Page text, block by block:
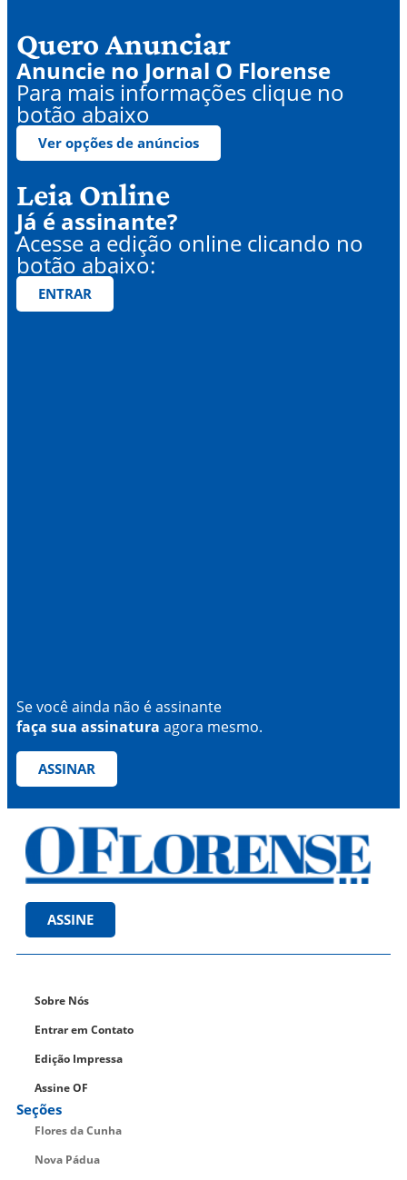
Quero Anunciar
Anuncie no Jornal O Florense
Para mais informações clique no
botão abaixo
Ver opções de anúncios
Leia Online
Já é assinante?
Acesse a edição online clicando no
botão abaixo:
ENTRAR
Se você ainda não é assinante
faça sua assinatura agora mesmo.
ASSINAR
ASSINE
Sobre Nós
Entrar em Contato
Edição Impressa
Assine OF
Seções
Flores da Cunha
Nova Pádua